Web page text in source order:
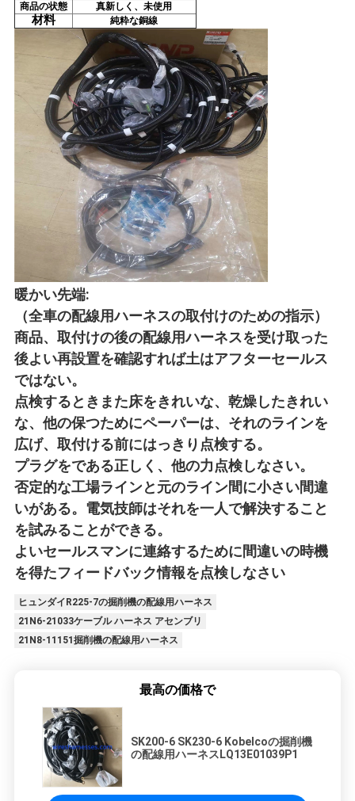
地
図
PRIVACY
POLICY
商品の状態
真新しく、未使用
材料 純粋な銅線
暖かい先端:
（全車の配線用ハーネスの取付けのための指示）
商品、取付けの後の配線用ハーネスを受け取った
後よい再設置を確認すれば土はアフターセールス
ではない。
点検するときまた床をきれいな、乾燥したきれい
な、他の保つためにペーパーは、それのラインを
広げ、取付ける前にはっきり点検する。
プラグをである正しく、他の力点検しなさい。
否定的な工場ラインと元のライン間に小さい間違
いがある。電気技師はそれを一人で解決すること
を試みることができる。
よいセールスマンに連絡するために間違いの時機
を得たフィードバック情報を点検しなさい
ヒュンダイR225-7の掘削機の配線用ハーネス
21N6-21033ケーブル ハーネス アセンブリ
21N8-11151掘削機の配線用ハーネス
最高の価格で
SK200-6 SK230-6 Kobelcoの掘削機
の配線用ハーネスLQ13E01039P1